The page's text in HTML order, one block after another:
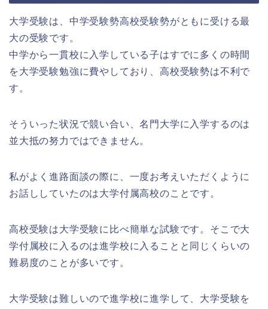
大学受験は、中学受験勢高校受験勢がともに受ける最
大の受験です。
中学から一貫校に入学している子はすでに多くの時間
を大学受験勉強に費やしており、高校受験勢は不利で
す。
そういった状況で競い合い、名門大学に入学するのは
並大抵の努力ではできません。
私がよく進路面談の際に、一度お考えいただくように
お話ししていたのは大学付属高校のことです。
高校受験は大学受験に比べ簡単な試験です。そこで大
学付属校に入るのは進学校に入ることと同じくらいの
難易度のことが多いです。
大学受験は難しいので進学校に進学して、大学受験を